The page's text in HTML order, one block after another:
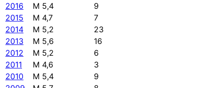
2016
M 5,4
9
2015
M 4,7
7
2014
M 5,2
23
2013
M 5,6
16
2012
M 5,2
6
2011
M 4,6
3
2010
M 5,4
9